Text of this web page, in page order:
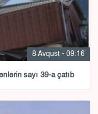
8 Avqust - 09:16
sayı 39-a çatıb